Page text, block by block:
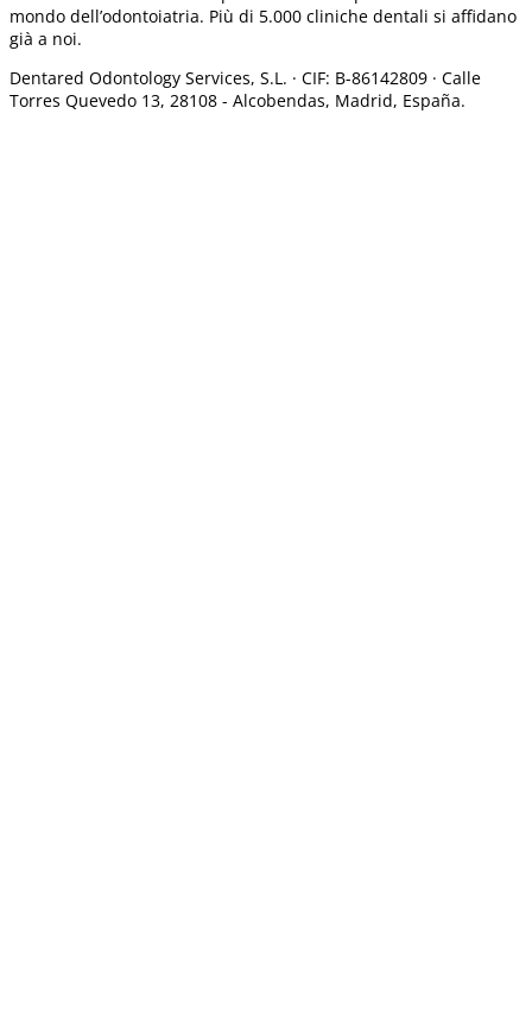
mondo dell’odontoiatria. Più di 5.000 cliniche dentali si affidano
già a noi.
Dentared Odontology Services, S.L. · CIF: B-86142809 · Calle
Torres Quevedo 13, 28108 - Alcobendas, Madrid, España.